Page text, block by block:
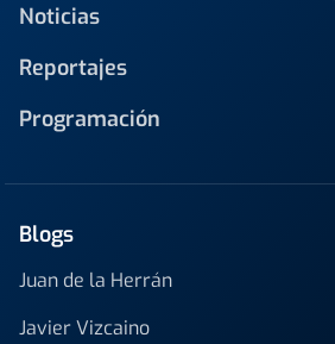
Noticias
Reportajes
Programación
Blogs
Juan de la Herrán
Javier Vizcaino